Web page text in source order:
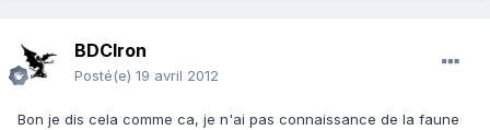
BDCIron
Posté(e) 19 avril 2012
Bon je dis cela comme ca, je n'ai pas connaissance de la faune